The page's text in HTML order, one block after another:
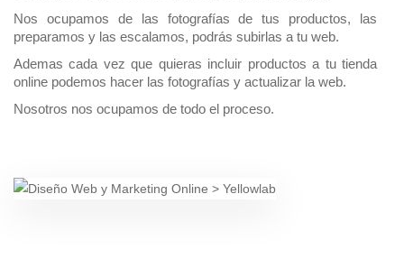
Nos ocupamos de las fotografías de tus productos, las
preparamos y las escalamos, podrás subirlas a tu web.
Ademas cada vez que quieras incluir productos a tu tienda
online podemos hacer las fotografías y actualizar la web.
Nosotros nos ocupamos de todo el proceso.